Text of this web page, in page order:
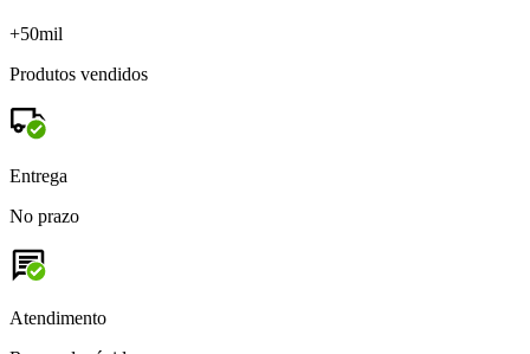
+50mil
Produtos vendidos
Entrega
No prazo
Atendimento